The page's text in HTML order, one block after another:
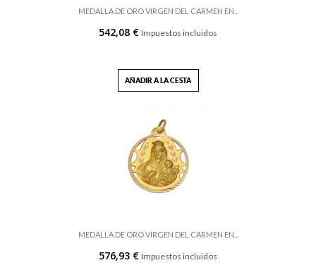
MEDALLA DE ORO VIRGEN DEL CARMEN EN...
542,08 € Impuestos incluidos
AÑADIR A LA CESTA
MEDALLA DE ORO VIRGEN DEL CARMEN EN...
576,93 € Impuestos incluidos